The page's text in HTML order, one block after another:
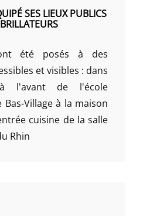
SES LIEUX PUBLICS
été posés à des
et visibles : dans
l'avant de l'école
Village à la maison
cuisine de la salle
Rhin